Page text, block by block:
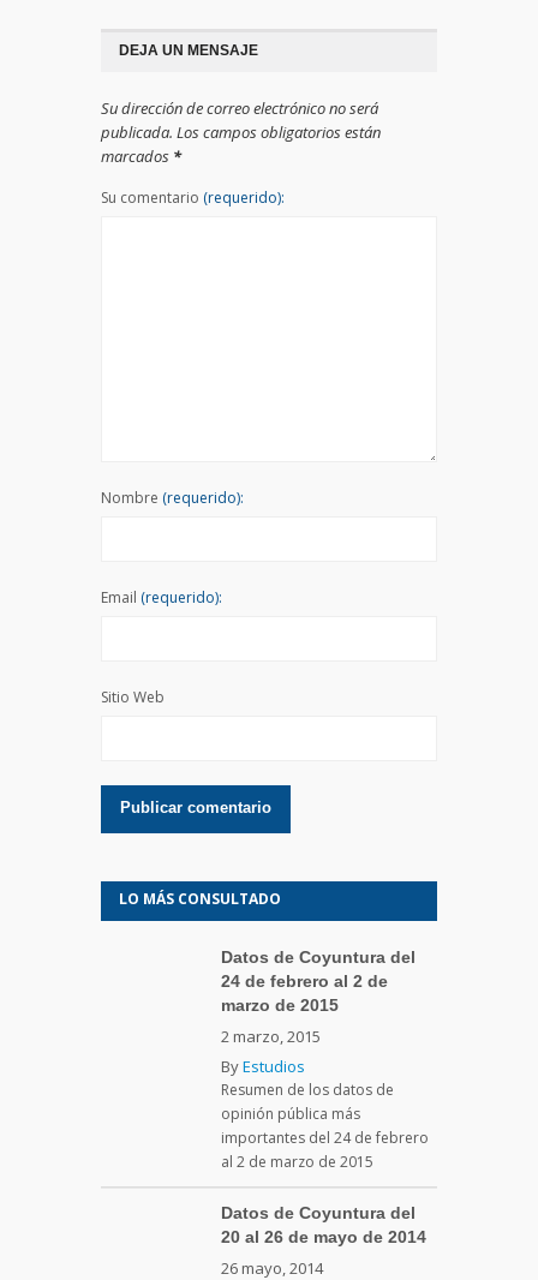
DEJA UN MENSAJE
Su dirección de correo electrónico no será
publicada. Los campos obligatorios están
marcados *
Su comentario (requerido):
Nombre (requerido):
Email (requerido):
Sitio Web
LO MÁS CONSULTADO
Datos de Coyuntura del
24 de febrero al 2 de
marzo de 2015
2 marzo, 2015
ByEstudios
Resumen de los datos de
opinión pública más
importantes del 24 de febrero
al 2 de marzo de 2015
Datos de Coyuntura del
20 al 26 de mayo de 2014
26 mayo, 2014